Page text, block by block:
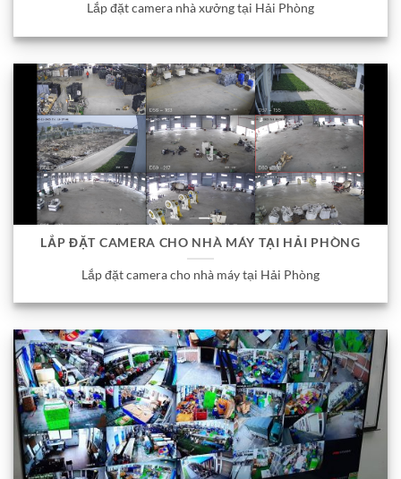
Lắp đặt camera nhà xưởng tại Hải Phòng
LẮP ĐẶT CAMERA CHO NHÀ MÁY TẠI HẢI PHÒNG
Lắp đặt camera cho nhà máy tại Hải Phòng